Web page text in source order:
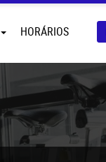
HORÁRIOS